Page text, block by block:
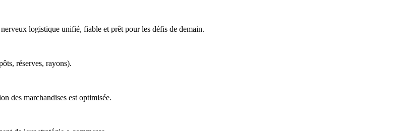
logistique unifié, fiable et prêt pour les défis de demain.
réserves, rayons).
des marchandises est optimisée.